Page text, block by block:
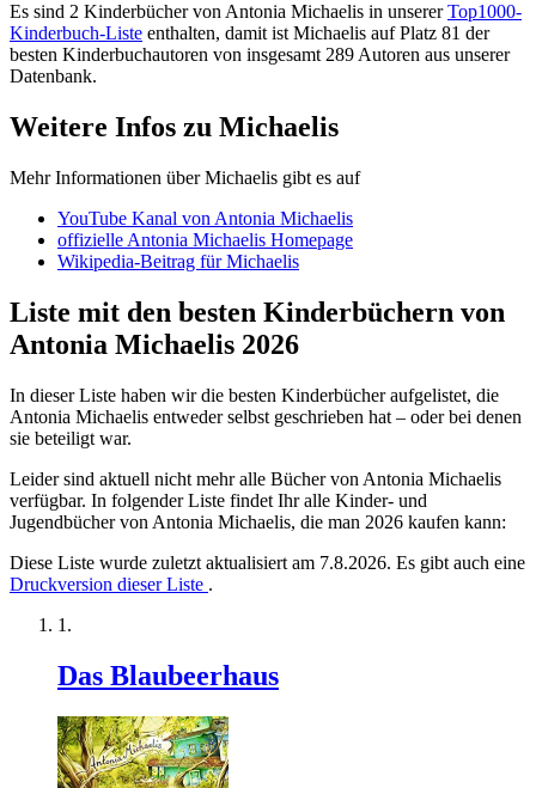
Es sind 2 Kinderbücher von Antonia Michaelis in unsererTop1000-
Kinderbuch-Liste enthalten, damit ist Michaelis auf Platz 81 der
besten Kinderbuchautoren von insgesamt 289 Autoren aus unserer
Datenbank.
Weitere Infos zu Michaelis
Mehr Informationen über Michaelis gibt es auf
YouTube Kanal von Antonia Michaelis
offizielle Antonia Michaelis Homepage
Wikipedia-Beitrag für Michaelis
Liste mit den besten Kinderbüchern von
Antonia Michaelis 2026
In dieser Liste haben wir die besten Kinderbücher aufgelistet, die
Antonia Michaelis entweder selbst geschrieben hat – oder bei denen
sie beteiligt war.
Leider sind aktuell nicht mehr alle Bücher von Antonia Michaelis
verfügbar. In folgender Liste findet Ihr alle Kinder- und
Jugendbücher von Antonia Michaelis, die man 2026 kaufen kann:
Diese Liste wurde zuletzt aktualisiert am 7.8.2026. Es gibt auch eine
Druckversion dieser Liste .
Das Blaubeerhaus